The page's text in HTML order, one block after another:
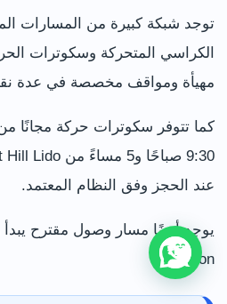
توجد شبكة كبيرة من المسارات
الكراسي المتحركة وسكوترات
مهيأة ومواقف مخصصة في عدة
كما تتوفر سكوترات حركة مجانًا
عند الحجز وفق النظام المعتمد.
station.